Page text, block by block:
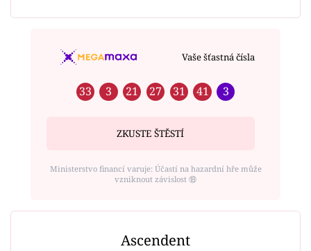
Vaše šťastná čísla
33 3 21 27 31 41 3
ZKUSTE ŠTĚSTÍ
Ministerstvo financí varuje: Účastí na hazardní hře může
vzniknout závislost ⑱
Ascendent